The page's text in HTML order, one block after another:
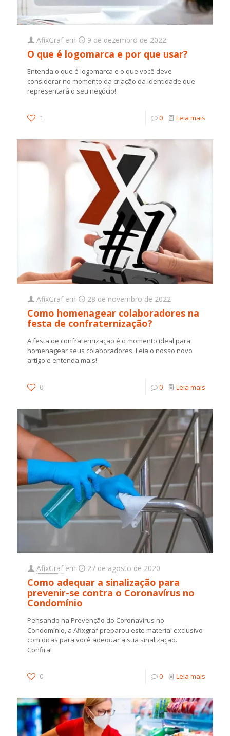
AfixGraf em 9 de dezembro de 2022
O que é logomarca e por que usar?
Entenda o que é logomarca e o que você deve
considerar no momento da criação da identidade que
representará o seu negócio!
1 0 Leia mais
AfixGraf em 28 de novembro de 2022
Como homenagear colaboradores na
festa de confraternização?
A festa de confraternização é o momento ideal para
homenagear seus colaboradores. Leia o nosso novo
artigo e entenda mais!
0 0 Leia mais
AfixGraf em 27 de agosto de 2020
Como adequar a sinalização para
prevenir-se contra o Coronavírus no
Condomínio
Pensando na Prevenção do Coronavírus no
Condomínio, a Afixgraf preparou este material exclusivo
com dicas para você adequar a sua sinalização.
Confira!
0 0 Leia mais